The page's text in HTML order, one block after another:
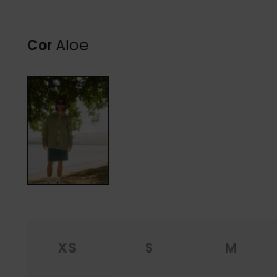
CorAloe
XS S M